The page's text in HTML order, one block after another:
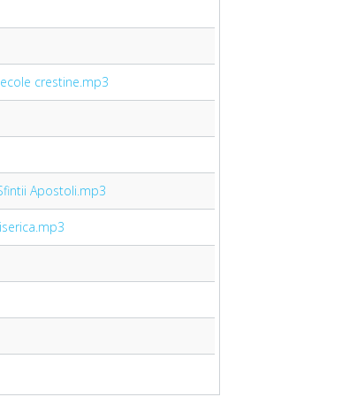
crestine.mp3
Apostoli.mp3